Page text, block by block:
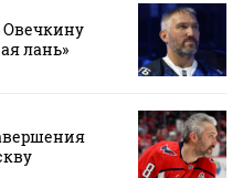
лань»